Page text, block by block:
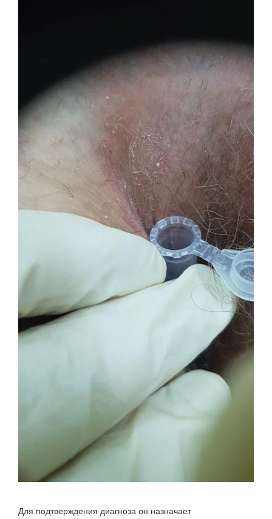
Для подтверждения диагноза он назначает